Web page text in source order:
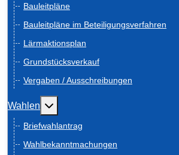
Bauleitpläne
Bauleitpläne im Beteiligungsverfahren
Lärmaktionsplan
Grundstücksverkauf
Vergaben / Ausschreibungen
Wahlen Weitere Informationen: Wahlen
Briefwahlantrag
Wahlbekanntmachungen